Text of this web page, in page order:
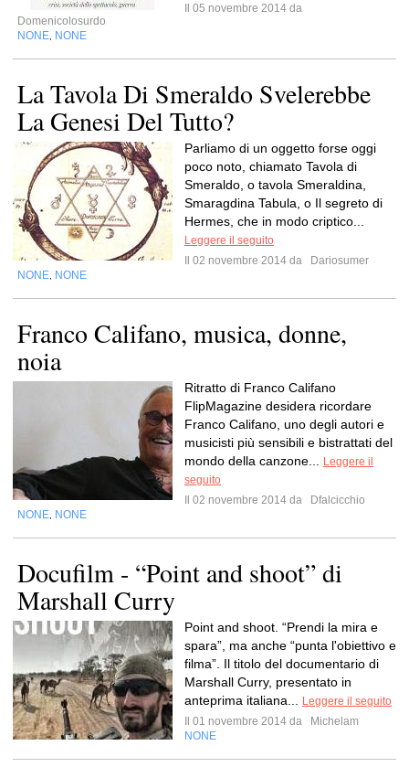
Il 05 novembre 2014 da
Domenicolosurdo
NONE NONE
La Tavola Di Smeraldo Svelerebbe
La Genesi Del Tutto?
Parliamo di un oggetto forse oggi
poco noto, chiamato Tavola di
Smeraldo, o tavola Smeraldina,
Smaragdina Tabula, o Il segreto di
Hermes, che in modo criptico...
Leggere il seguito
Il 02 novembre 2014 da
Dariosumer
NONE NONE
Franco Califano, musica, donne,
noia
Ritratto di Franco Califano
FlipMagazine desidera ricordare
Franco Califano, uno degli autori e
musicisti più sensibili e bistrattati del
mondo della canzone...
Leggere il
seguito
Il 02 novembre 2014 da
Dfalcicchio
NONE NONE
Docufilm - “Point and shoot” di
Marshall Curry
Point and shoot. “Prendi la mira e
spara”, ma anche “punta l'obiettivo e
filma”. Il titolo del documentario di
Marshall Curry, presentato in
anteprima italiana...
Leggere il seguito
Il 01 novembre 2014 da
Michelam
NONE